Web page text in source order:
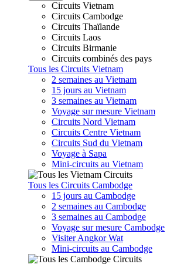
Circuits Vietnam
Circuits Cambodge
Circuits Thaïlande
Circuits Laos
Circuits Birmanie
Circuits combinés des pays
Tous les Circuits Vietnam
2 semaines au Vietnam
15 jours au Vietnam
3 semaines au Vietnam
Voyage sur mesure Vietnam
Circuits Nord Vietnam
Circuits Centre Vietnam
Circuits Sud du Vietnam
Voyage à Sapa
Mini-circuits au Vietnam
Tous les Circuits Cambodge
15 jours au Cambodge
2 semaines au Cambodge
3 semaines au Cambodge
Voyage sur mesure Cambodge
Visiter Angkor Wat
Mini-circuits au Cambodge